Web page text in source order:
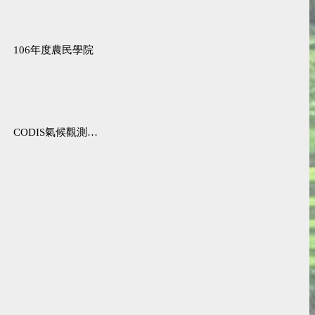
106年度農民學院
CODIS氣候觀測資料查詢服務